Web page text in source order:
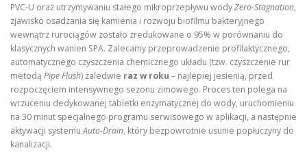
PVC-U oraz utrzymywaniu stałego mikroprzepływu wodyZero-Stagnation,
zjawisko osadzania się kamienia i rozwoju biofilmu bakteryjnego
wewnątrz rurociągów zostało zredukowane o 95% w porównaniu do
klasycznych wanien SPA. Zalecamy przeprowadzenie profilaktycznego,
automatycznego czyszczenia chemicznego układu (tzw. czyszczenie rur
metodą Pipe Flush) zaledwie raz w roku – najlepiej jesienią, przed
rozpoczęciem intensywnego sezonu zimowego. Proces ten polega na
wrzuceniu dedykowanej tabletki enzymatycznej do wody, uruchomieniu
na 30 minut specjalnego programu serwisowego w aplikacji, a następnie
aktywacji systemuAuto-Drain, który bezpowrotnie usunie popłuczyny do
kanalizacji.